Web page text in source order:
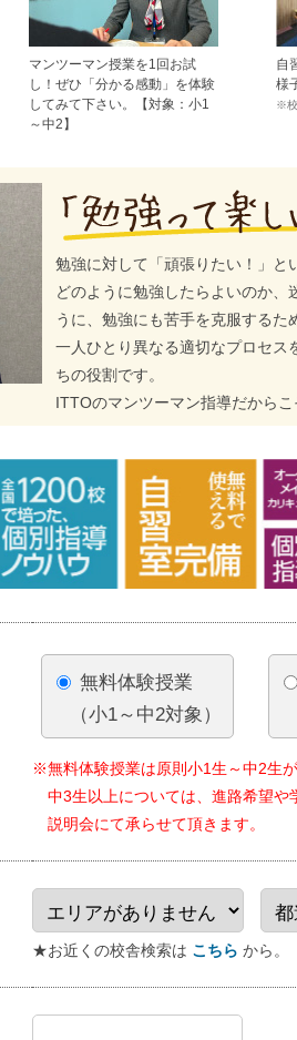
マンツーマン授業を1回お試
し！ぜひ「分かる感動」を体験
してみて下さい。【対象：小1
～中2】
自
様
※校
勉強に対して「頑張りたい！」と
どのように勉強したらよいのか、
うに、勉強にも苦手を克服するた
一人ひとり異なる適切なプロセ
ちの役割です。
ITTOのマンツーマン指導だから
無料体験授業
（小1～中2対象）
※無料体験授業は原則小1生～中2生が
中3生以上については、進路希望や
説明会にて承らせて頂きます。
★お近くの校舎検索は こちら から。